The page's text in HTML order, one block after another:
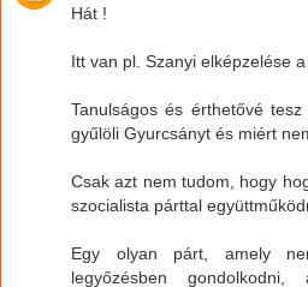
Hát !
Itt van pl. Szanyi elképzelése
Tanulságos és érthetővé
gyűlöli Gyurcsányt és miért
Csak azt nem tudom, hogy
szocialista párttal
Egy olyan párt, amely
legyőzésben